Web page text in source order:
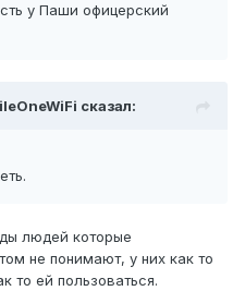
у Паши офицерский
сказал:
людей которые
не понимают, у них как то
то ей пользоваться.